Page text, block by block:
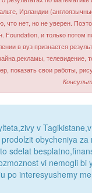
Ирландии
нет, но не уверен.
Foundation, и только потом
в вуз признается
телевидение,
показать свои работы,
v
obycheniya
sdelat
vi nemogli bi
po interesyushemy